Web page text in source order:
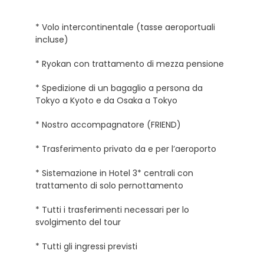
* Volo intercontinentale (tasse aeroportuali
incluse)
* Ryokan con trattamento di mezza pensione
* Spedizione di un bagaglio a persona da
Tokyo a Kyoto e da Osaka a Tokyo
* Nostro accompagnatore (FRIEND)
* Trasferimento privato da e per l’aeroporto
* Sistemazione in Hotel 3* centrali con
trattamento di solo pernottamento
* Tutti i trasferimenti necessari per lo
svolgimento del tour
* Tutti gli ingressi previsti